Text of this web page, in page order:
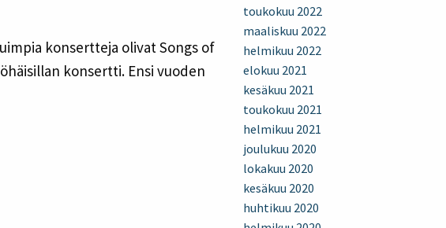
konsertteja olivat Songs of
konsertti. Ensi vuoden
toukokuu 2022
maaliskuu 2022
helmikuu 2022
elokuu 2021
kesäkuu 2021
toukokuu 2021
helmikuu 2021
joulukuu 2020
lokakuu 2020
kesäkuu 2020
huhtikuu 2020